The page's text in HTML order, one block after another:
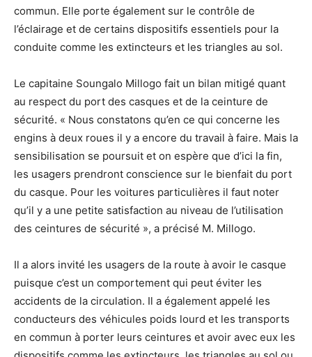
commun. Elle porte également sur le contrôle de
l’éclairage et de certains dispositifs essentiels pour la
conduite comme les extincteurs et les triangles au sol.
Le capitaine Soungalo Millogo fait un bilan mitigé quant
au respect du port des casques et de la ceinture de
sécurité. « Nous constatons qu’en ce qui concerne les
engins à deux roues il y a encore du travail à faire. Mais la
sensibilisation se poursuit et on espère que d’ici la fin,
les usagers prendront conscience sur le bienfait du port
du casque. Pour les voitures particulières il faut noter
qu’il y a une petite satisfaction au niveau de l’utilisation
des ceintures de sécurité », a précisé M. Millogo.
Il a alors invité les usagers de la route à avoir le casque
puisque c’est un comportement qui peut éviter les
accidents de la circulation. Il a également appelé les
conducteurs des véhicules poids lourd et les transports
en commun à porter leurs ceintures et avoir avec eux les